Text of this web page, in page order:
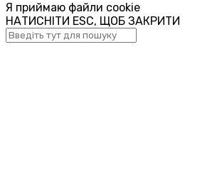
Я приймаю файли cookie
НАТИСНІТИ ESC, ЩОБ ЗАКРИТИ